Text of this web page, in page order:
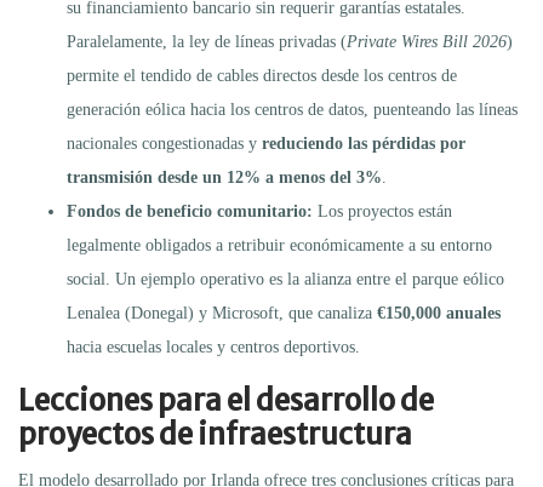
su financiamiento bancario sin requerir garantías estatales.
Paralelamente, la ley de líneas privadas (Private Wires Bill 2026)
permite el tendido de cables directos desde los centros de
generación eólica hacia los centros de datos, puenteando las líneas
nacionales congestionadas y reduciendo las pérdidas por
transmisión desde un 12% a menos del 3%
Fondos de beneficio comunitario: Los proyectos están
legalmente obligados a retribuir económicamente a su entorno
social. Un ejemplo operativo es la alianza entre el parque eólico
Lenalea (Donegal) y Microsoft, que canaliza €150,000 anuales
hacia escuelas locales y centros deportivos.
Lecciones para el desarrollo de
proyectos de infraestructura
El modelo desarrollado por Irlanda ofrece tres conclusiones críticas para